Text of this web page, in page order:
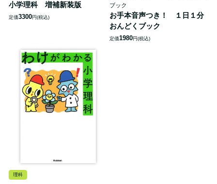
小学理科 増補新装版
定価3300円(税込)
ブック
お手本音声つき！ １日１分
おんどくブック
定価1980円(税込)
理科